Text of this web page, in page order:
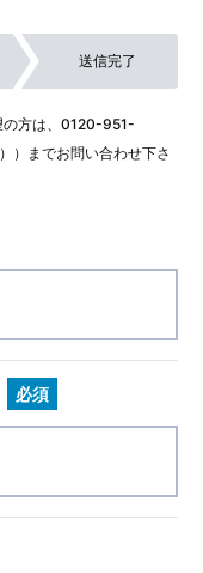
送信完了
方は、 0120-951-
）までお問い合わせ下さ
必須